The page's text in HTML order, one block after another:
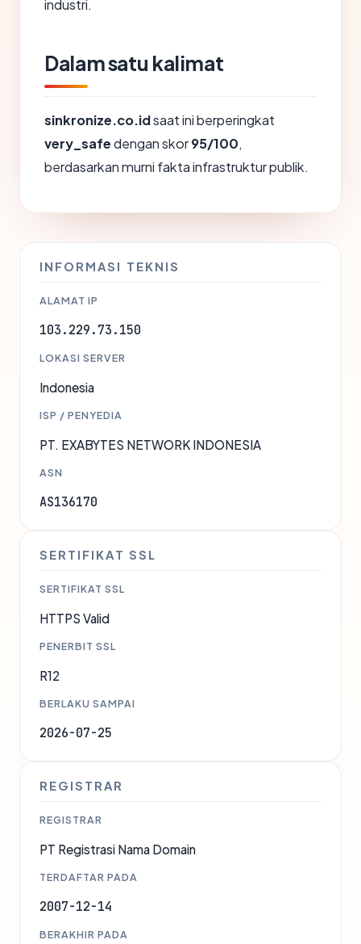
industri.
Dalam satu kalimat
sinkronize.co.idsaat ini berperingkat
very_safedengan skor95/100,
berdasarkan murni fakta infrastruktur publik.
INFORMASI TEKNIS
ALAMAT IP
103.229.73.150
LOKASI SERVER
Indonesia
ISP / PENYEDIA
PT. EXABYTES NETWORK INDONESIA
ASN
AS136170
SERTIFIKAT SSL
SERTIFIKAT SSL
HTTPS Valid
PENERBIT SSL
R12
BERLAKU SAMPAI
2026-07-25
REGISTRAR
REGISTRAR
PT Registrasi Nama Domain
TERDAFTAR PADA
2007-12-14
BERAKHIR PADA